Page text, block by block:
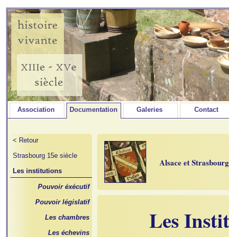
Association Documentation Galeries Contact
< Retour
Strasbourg 15e siècle
Les institutions
Pouvoir éxécutif
Pouvoir législatif
Les chambres
Les échevins
Alsace et
Les